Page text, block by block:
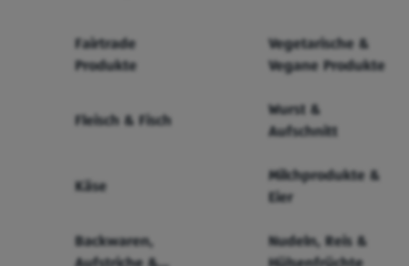
Fairtrade
Produkte
Vegetarische &
Vegane Produkte
Fleisch & Fisch
Wurst &
Aufschnitt
Käse
Milchprodukte &
Eier
Backwaren,
Nudeln, Reis &